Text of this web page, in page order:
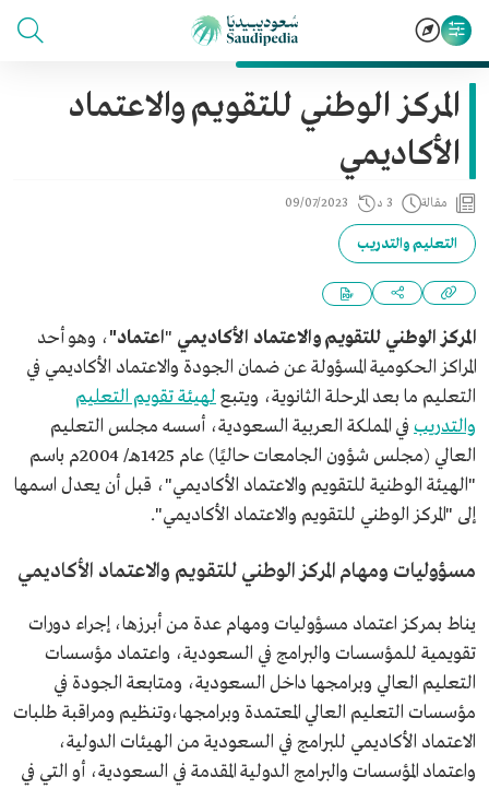
المركز الوطني للتقويم والاعتماد
الأكاديمي
مقالة 3 د 09/07/2023
التعليم والتدريب
المركز الوطني للتقويم والاعتماد الأكاديمي "اعتماد"، وهو أحد
المراكز الحكومية المسؤولة عن ضمان الجودة والاعتماد الأكاديمي في
التعليم ما بعد المرحلة الثانوية، ويتبع لهيئة تقويم التعليم
والتدريب في المملكة العربية السعودية، أسسه مجلس التعليم
العالي (مجلس شؤون الجامعات حاليًا) عام 1425هـ/ 2004م باسم
"الهيئة الوطنية للتقويم والاعتماد الأكاديمي"، قبل أن يعدل اسمها
إلى "المركز الوطني للتقويم والاعتماد الأكاديمي".
مسؤوليات ومهام المركز الوطني للتقويم والاعتماد الأكاديمي
يناط بمركز اعتماد مسؤوليات ومهام عدة من أبرزها، إجراء دورات
تقويمية للمؤسسات والبرامج في السعودية، واعتماد مؤسسات
التعليم العالي وبرامجها داخل السعودية، ومتابعة الجودة في
مؤسسات التعليم العالي المعتمدة وبرامجها،وتنظيم ومراقبة طلبات
الاعتماد الأكاديمي للبرامج في السعودية من الهيئات الدولية،
واعتماد المؤسسات والبرامج الدولية المقدمة في السعودية، أو التي في